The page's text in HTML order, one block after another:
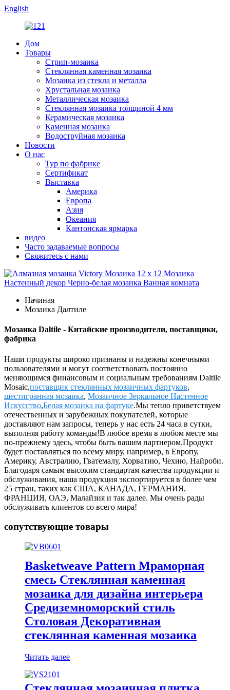
English
Дом
Товары
Стрип-мозаика
Стеклянная каменная мозаика
Мозаика из стекла и металла
Хрустальная мозаика
Металлическая мозаика
Стеклянная мозаика толщиной 4 мм
Керамическая мозаика
Каменная мозаика
Водоструйная мозаика
Новости
О нас
Тур по фабрике
Сертификат
Выставка
Америка
Европа
Азия
Океания
Кантонская ярмарка
видео
Часто задаваемые вопросы
Свяжитесь с нами
Начиная
Мозаика Далтиле
Мозаика Daltile - Китайские производители, поставщики,
фабрика
Наши продукты широко признаны и надежны конечными
пользователями и могут соответствовать постоянно
меняющимся финансовым и социальным требованиям Daltile
Mosaic,поставщик стеклянных мозаичных фартуков,
шестигранная мозаика, Мозаичное Зеркальное Настенное
Искусство,Белая мозаика на фартуке.Мы тепло приветствуем
отечественных и зарубежных покупателей, которые
доставляют нам запросы, теперь у нас есть 24 часа в сутки,
выполняя работу команды!В любое время в любом месте мы
по-прежнему здесь, чтобы быть вашим партнером.Продукт
будет поставляться по всему миру, например, в Европу,
Америку, Австралию, Гватемалу, Хорватию, Чехию, Найроби.
Благодаря самым высоким стандартам качества продукции и
обслуживания, наша продукция экспортируется в более чем
25 стран, таких как США, КАНАДА, ГЕРМАНИЯ,
ФРАНЦИЯ, ОАЭ, Малайзия и так далее. Мы очень рады
обслуживать клиентов со всего мира!
сопутствующие товары
Basketweave Pattern Мраморная
смесь Стеклянная каменная
мозаика для дизайна интерьера
Средиземноморский стиль
Столовая Декоративная
стеклянная каменная мозаика
Читать далее